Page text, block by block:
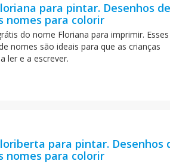
para pintar. Desenhos de
nomes para colorir
do nome Floriana para imprimir. Esses
nomes são ideais para que as crianças
ler e a escrever.
para pintar. Desenhos
nomes para colorir